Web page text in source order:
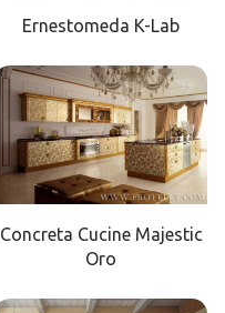
Ernestomeda K-Lab
Concreta Cucine Majestic
Oro